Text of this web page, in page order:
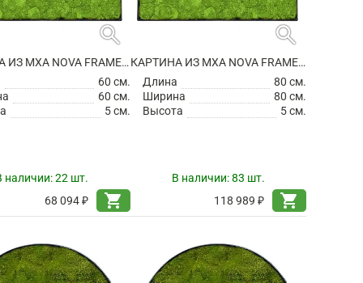
search
КАРТИНА ИЗ МХА NOVA FRAME ANTHRACITE-CONCRETE 100% BALL MOSS
60 см.
60 см.
5 см.
наличии:22 шт.
68 094 ₽
shopping_cart
search
КАРТИНА ИЗ МХА NOVA FRAME ANTHRACITE-CONCRETE 100% BALL MOSS
Длина
80 см.
Ширина
80 см.
Высота
5 см.
В наличии:83 шт.
118 989 ₽
shopping_cart